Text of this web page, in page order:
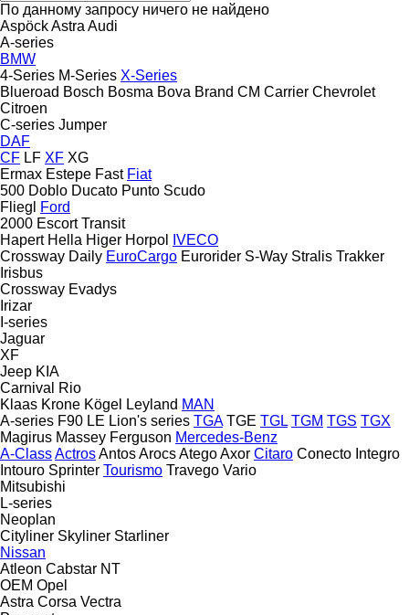
По данному запросу ничего не найдено
AspöckAstra Audi
A-series
BMW
4-Series M-Series X-Series
Blueroad Bosch Bosma Bova Brand CM Carrier Chevrolet
Citroen
C-series Jumper
DAF
CF LF XF XG
Ermax Estepe Fast Fiat
500 Doblo Ducato Punto Scudo
Fliegl
Ford
2000 Escort Transit
Hapert Hella Higer Horpol
IVECO
Crossway Daily EuroCargo Eurorider S-Way Stralis Trakker
Irisbus
Crossway Evadys
Irizar
I-series
Jaguar
XF
Jeep KIA
Carnival
Rio
Klaas Krone Kögel Leyland MAN
A-series F90 LE Lion's series TGA TGE TGL TGM TGS TGX
Magirus Massey Ferguson Mercedes-Benz
A-ClassActrosAntosArocsAtegoAxor Citaro Conecto Integro
Intouro Sprinter Tourismo Travego Vario
Mitsubishi
L-series
Neoplan
Cityliner Skyliner Starliner
Nissan
Atleon Cabstar NT
OEM Opel
Astra Corsa Vectra